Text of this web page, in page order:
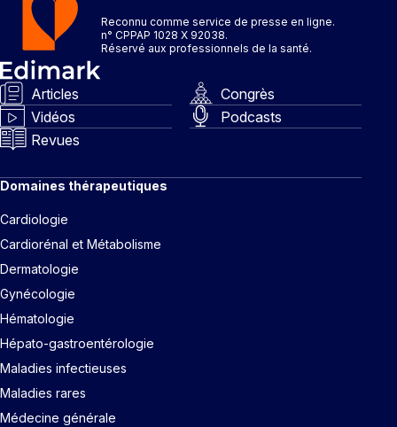
Reconnu comme service de presse en ligne.
n° CPPAP 1028 X 92038.
Réservé aux professionnels de la santé.
Articles
Congrès
Vidéos
Podcasts
Revues
Domaines thérapeutiques
Cardiologie
Cardiorénal et Métabolisme
Dermatologie
Gynécologie
Hématologie
Hépato-gastroentérologie
Maladies infectieuses
Maladies rares
Médecine générale